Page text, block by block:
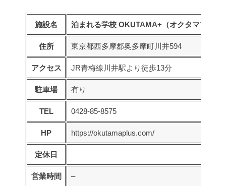
施設名 泊まれる学校 OKUTAMA+（オクタマプラス
住所 東京都西多摩郡奥多摩町川井594
アクセス JR青梅線川井駅より徒歩13分
駐車場 有り
TEL 0428-85-8575
HP https://okutamaplus.com/
定休日 –
営業時間 –